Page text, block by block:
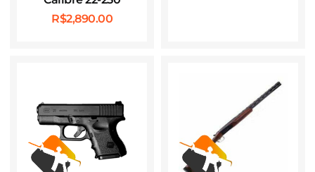
R$2,890.00